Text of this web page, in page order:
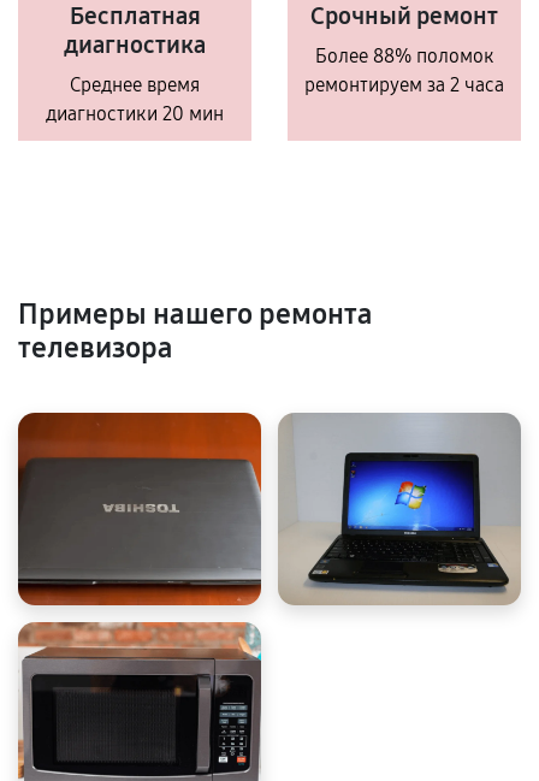
Бесплатная
диагностика
Среднее время
диагностики 20 мин
Срочный ремонт
Более 88% поломок
ремонтируем за 2 часа
Примеры нашего ремонта
телевизора